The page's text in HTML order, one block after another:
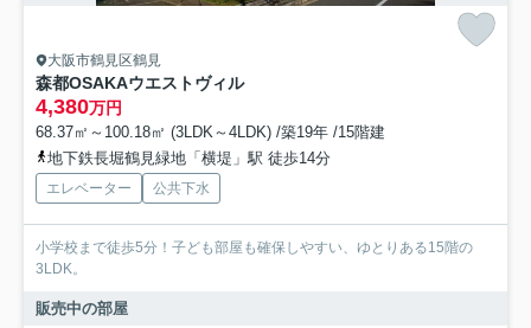
大阪市鶴見区鶴見
森都OSAKAウエストヴィル
4,380万円
68.37㎡～100.18㎡ (3LDK～4LDK) /築19年 /15階建
地下鉄長堀鶴見緑地「横堤」駅 徒歩14分
エレベーター 公共下水
小学校まで徒歩5分！子ども部屋も確保しやすい、ゆとりある15階の
3LDK。
販売中の部屋